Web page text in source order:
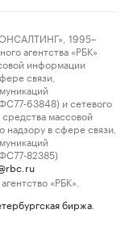
1995–
агентства «РБК»
информации
связи,
63848) и сетевого
массовой
в сфере связи,
82385)
«РБК».
биржа